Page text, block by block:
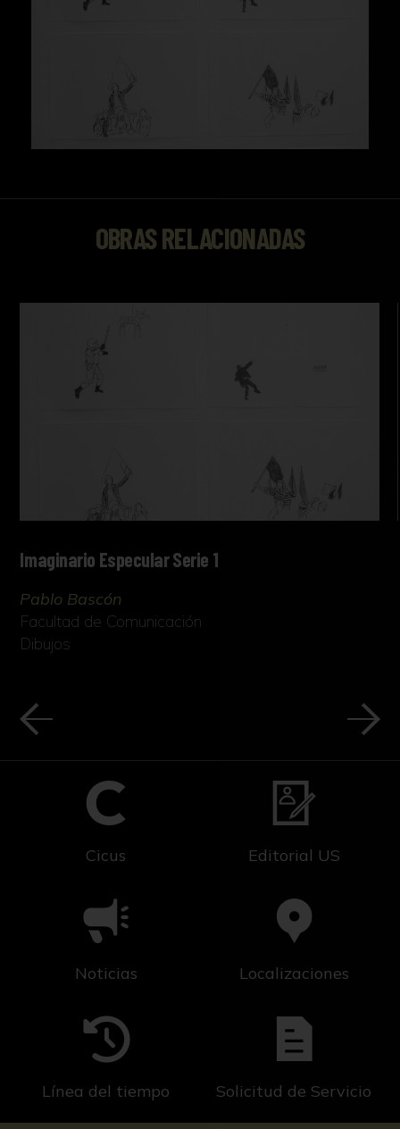
OBRAS RELACIONADAS
Imaginario Especular Serie 1
Pablo Bascón
Facultad de Comunicación
Dibujos
Cicus Editorial US
Noticias Localizaciones
Línea del tiempo Solicitud de Servicio